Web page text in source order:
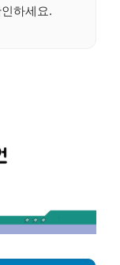
하세요.